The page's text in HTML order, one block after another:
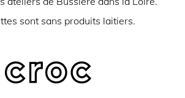
sont sans produits laitiers.